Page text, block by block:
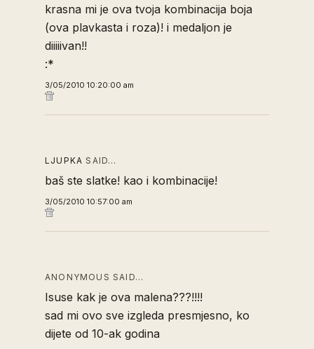
krasna mi je ova tvoja kombinacija boja
(ova plavkasta i roza)! i medaljon je
diiiiivan!!
:*
3/05/2010 10:20:00 am
LJUPKA SAID…
baš ste slatke! kao i kombinacije!
3/05/2010 10:57:00 am
ANONYMOUS SAID…
Isuse kak je ova malena???!!!!
sad mi ovo sve izgleda presmjesno, ko
dijete od 10-ak godina